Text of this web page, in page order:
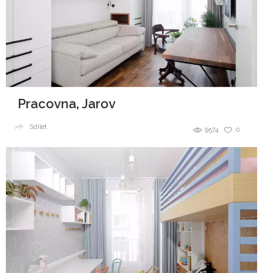
Pracovna, Jarov
0
9574
Sdílet